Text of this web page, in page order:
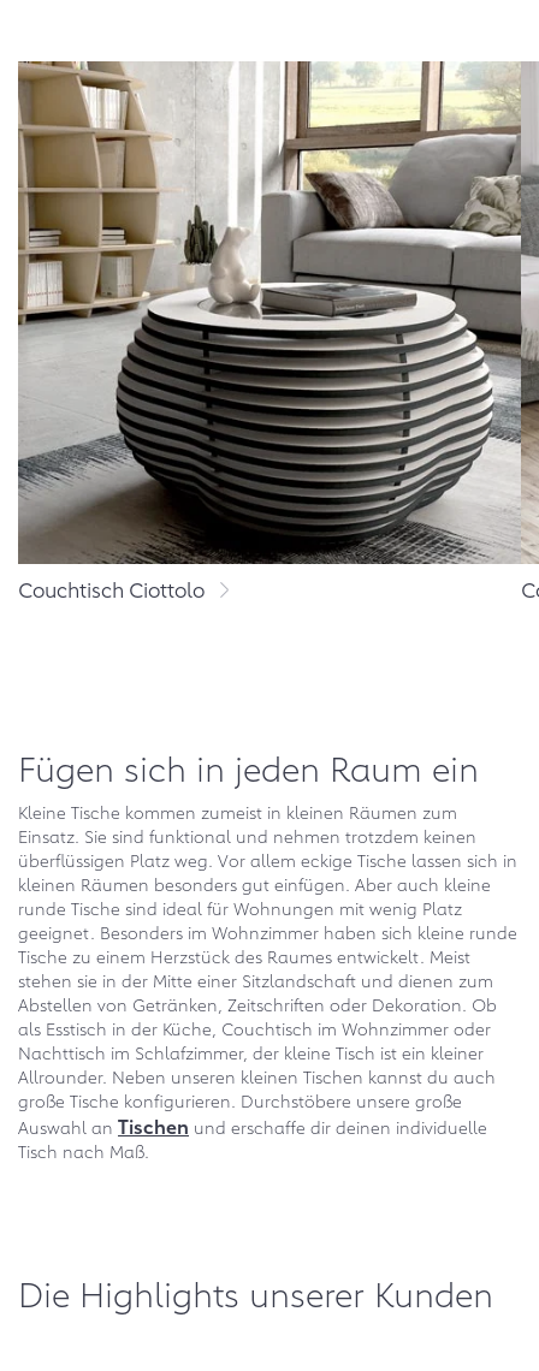
Couchtisch Ciottolo
Fügen sich in jeden Raum ein
Kleine Tische kommen zumeist in kleinen Räumen zum
Einsatz. Sie sind funktional und nehmen trotzdem keinen
überflüssigen Platz weg. Vor allem eckige Tische lassen sich in
kleinen Räumen besonders gut einfügen. Aber auch kleine
runde Tische sind ideal für Wohnungen mit wenig Platz
geeignet. Besonders im Wohnzimmer haben sich kleine runde
Tische zu einem Herzstück des Raumes entwickelt. Meist
stehen sie in der Mitte einer Sitzlandschaft und dienen zum
Abstellen von Getränken, Zeitschriften oder Dekoration. Ob
als Esstisch in der Küche, Couchtisch im Wohnzimmer oder
Nachttisch im Schlafzimmer, der kleine Tisch ist ein kleiner
Allrounder. Neben unseren kleinen Tischen kannst du auch
große Tische konfigurieren. Durchstöbere unsere große
Auswahl an Tischen und erschaffe dir deinen individuelle
Tisch nach Maß.
Die Highlights unserer Kunden